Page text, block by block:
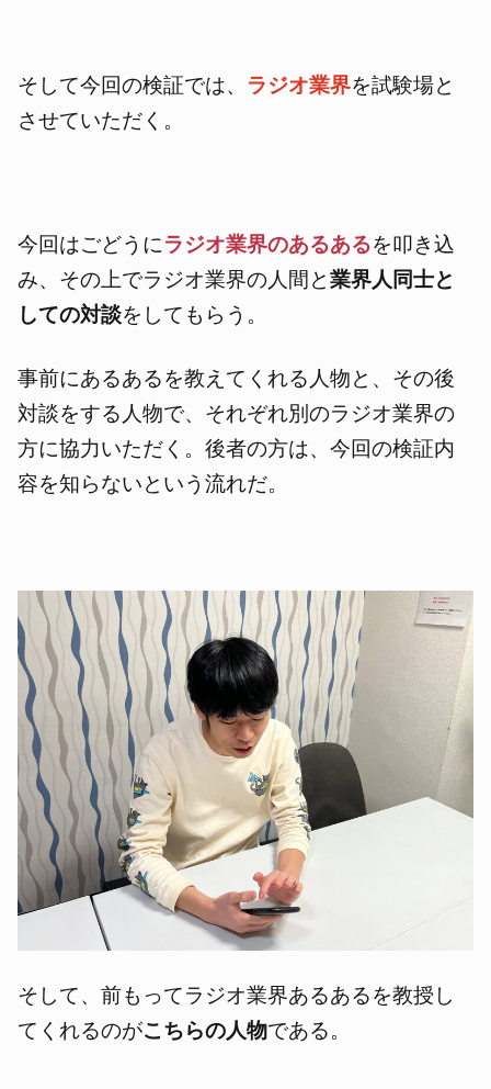
そして今回の検証では、 ラジオ業界を試験場と
させていただく。
今回はごどうにラジオ業界のあるあるを叩き込
み、その上でラジオ業界の人間と業界人同士と
しての対談をしてもらう。
事前にあるあるを教えてくれる人物と、その後
対談をする人物で、それぞれ別のラジオ業界の
方に協力いただく。後者の方は、今回の検証内
容を知らないという流れだ。
そして、前もってラジオ業界あるあるを教授し
てくれるのがこちらの人物である。